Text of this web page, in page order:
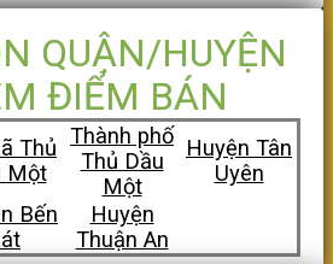
QUẬN/HUYỆN
ĐIỂM BÁN
Thủ
Một
Thành phố
Thủ Dầu
Một
Huyện Tân
Uyên
Bến
Huyện
Thuận An